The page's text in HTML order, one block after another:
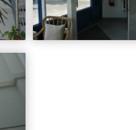
– Grasrechen